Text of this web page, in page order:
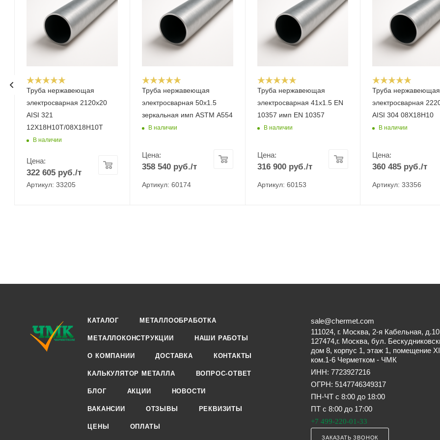
Труба нержавеющая
электросварная 2120х20
AISI 321
12Х18Н10Т/08Х18Н10Т
В наличии
Цена:
322 605 руб./т
Артикул: 33205
Труба нержавеющая
электросварная 50x1.5
зеркальная имп ASTM A554
В наличии
Цена:
358 540руб./т
Артикул: 60174
Труба нержавеющая
электросварная 41x1.5 EN
10357 имп EN 10357
В наличии
Цена:
316 900руб./т
Артикул: 60153
Труба нержавеющая
электросварная
AISI 304 08Х18Н10
В наличии
Цена:
360 485 руб./т
Артикул: 33356
КАТАЛОГ МЕТАЛЛООБРАБОТКА
МЕТАЛЛОКОНСТРУКЦИИ НАШИ РАБОТЫ
О КОМПАНИИ ДОСТАВКА КОНТАКТЫ
КАЛЬКУЛЯТОР МЕТАЛЛА ВОПРОС-ОТВЕТ
БЛОГ АКЦИИ НОВОСТИ
ВАКАНСИИ ОТЗЫВЫ РЕКВИЗИТЫ
ЦЕНЫ ОПЛАТЫ
sale@chermet.com
111024, г. Москва, 2-я Кабельная, д.10
127474,г. Москва, бул.
дом 8, корпус 1, этаж 1, помещение
ком.1-6 Черметком - ЧМК
ИНН: 7723927216
ОГРН: 5147746349317
ПН-ЧТ с 8:00 до 18:00
ПТ с 8:00 до 17:00
+7 499-220-01-33
ЗАКАЗАТЬ ЗВОНОК